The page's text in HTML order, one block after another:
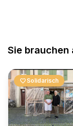
Sie brauchen
favorite Solidarisch